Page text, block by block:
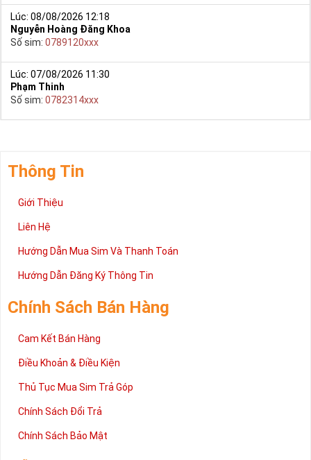
cấp trong bài viết này sẽ giúp bạn hiểu rõ ý nghĩa và các bước đặt
mua sim số tại Sim Tiền Giang nhanh chóng nhất.
Chúc quý khách tìm được chiếc sim Tứ quý 2 như ý!
Xin cám ơn và hân hạnh được phục vụ!
Lúc: 08/08/2026 12:42
Mạnh
Số sim: 0948333xxx
Lúc: 08/08/2026 12:18
Nguyễn Hoàng Đăng Khoa
Số sim: 0789120xxx
Thông Tin
Giới Thiệu
Liên Hệ
Hướng Dẫn Mua Sim Và Thanh Toán
Chính Sách Bán Hàng
Cam Kết Bán Hàng
Điều Khoản & Điều Kiện
Thủ Tục Mua Sim Trả Góp